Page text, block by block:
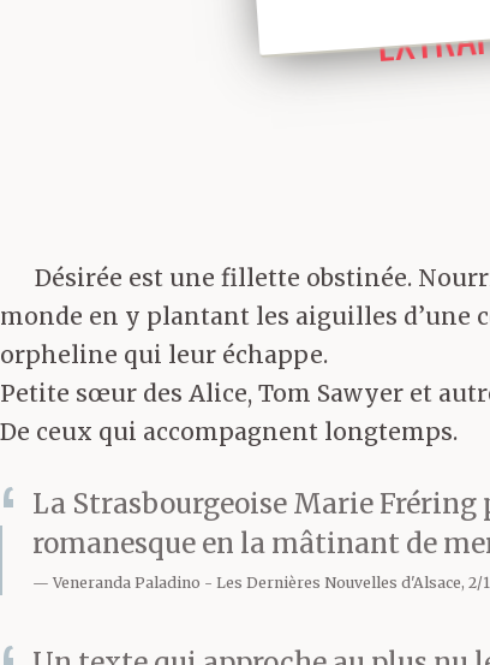
Désirée est une fillette obstinée.
monde en y plantant les aiguilles
orpheline qui leur échappe.
Petite sœur des Alice, Tom Sawyer et
De ceux qui accompagnent longtemps.
La Strasbourgeoise Marie
romanesque en la mâtinant de
Veneranda Paladino Les Dernières Nouvelles d'Alsace, 2/